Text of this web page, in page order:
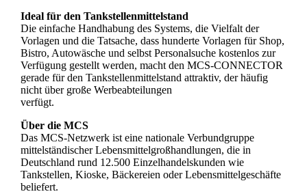
Ideal für den Tankstellenmittelstand
Die einfache Handhabung des Systems, die Vielfalt der
Vorlagen und die Tatsache, dass hunderte Vorlagen für Shop,
Bistro, Autowäsche und selbst Personalsuche kostenlos zur
Verfügung gestellt werden, macht den MCS-CONNECTOR
gerade für den Tankstellenmittelstand attraktiv, der häufig
nicht über große Werbeabteilungen
verfügt.
Über die MCS
Das MCS-Netzwerk ist eine nationale Verbundgruppe
mittelständischer Lebensmittelgroßhandlungen, die in
Deutschland rund 12.500 Einzelhandelskunden wie
Tankstellen, Kioske, Bäckereien oder Lebensmittelgeschäfte
beliefert.